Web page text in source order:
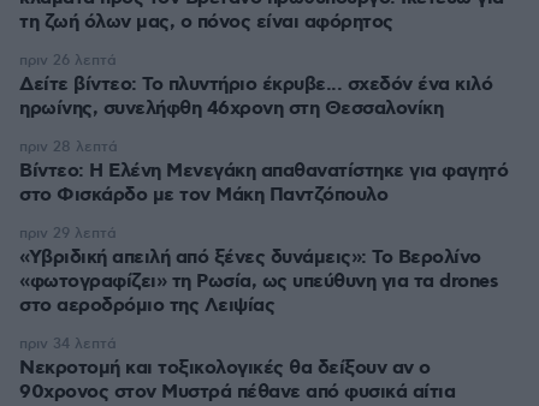
τη ζωή όλων μας, ο πόνος είναι αφόρητος
Δείτε βίντεο: Το πλυντήριο έκρυβε... σχεδόν ένα κιλό
ηρωίνης, συνελήφθη 46χρονη στη Θεσσαλονίκη
πριν 26 λεπτά
Βίντεο: Η Ελένη Μενεγάκη απαθανατίστηκε για φαγητό
στο Φισκάρδο με τον Μάκη Παντζόπουλο
πριν 28 λεπτά
«Υβριδική απειλή από ξένες δυνάμεις»: Το Βερολίνο
«φωτογραφίζει» τη Ρωσία, ως υπεύθυνη για τα drones
στο αεροδρόμιο της Λειψίας
πριν 29 λεπτά
Νεκροτομή και τοξικολογικές θα δείξουν αν ο
90χρονος στον Μυστρά πέθανε από φυσικά αίτια
πριν 34 λεπτά